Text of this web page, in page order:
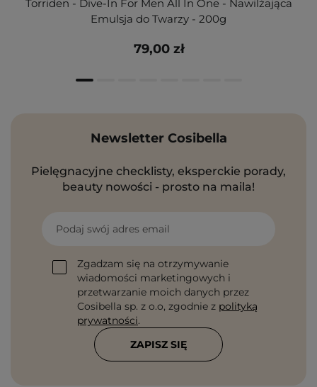
Torriden - Dive-In For Men All In One - Nawilżająca
Emulsja do Twarzy - 200g
79,00 zł
Newsletter Cosibella
Pielęgnacyjne checklisty, eksperckie porady,
beauty nowości - prosto na maila!
Podaj swój adres email
Zgadzam się na otrzymywanie
wiadomości marketingowych i
przetwarzanie moich danych przez
Cosibella sp. z o.o, zgodnie z polityką
prywatności.
ZAPISZ SIĘ